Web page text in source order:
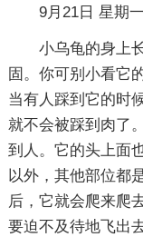
9月21日 星期
小乌龟的身上
固。你可别小看它
当有人踩到它的时
就不会被踩到肉了
到人。它的头上面
以外，其他部位都
后，它就会爬来爬
要迫不及待地飞出去